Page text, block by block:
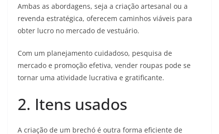
Ambas as abordagens, seja a criação artesanal ou a
revenda estratégica, oferecem caminhos viáveis para
obter lucro no mercado de vestuário.
Com um planejamento cuidadoso, pesquisa de
mercado e promoção efetiva, vender roupas pode se
tornar uma atividade lucrativa e gratificante.
2. Itens usados
A criação de um brechó é outra forma eficiente de